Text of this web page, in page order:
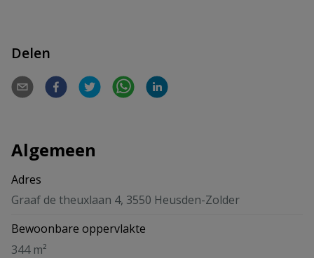
Delen
Algemeen
Adres
Graaf de theuxlaan 4, 3550 Heusden-Zolder
Bewoonbare oppervlakte
344 m²